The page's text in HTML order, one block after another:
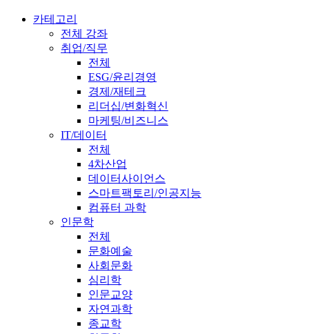
카테고리
전체 강좌
취업/직무
전체
ESG/윤리경영
경제/재테크
리더십/변화혁신
마케팅/비즈니스
IT/데이터
전체
4차산업
데이터사이언스
스마트팩토리/인공지능
컴퓨터 과학
인문학
전체
문화예술
사회문화
심리학
인문교양
자연과학
종교학